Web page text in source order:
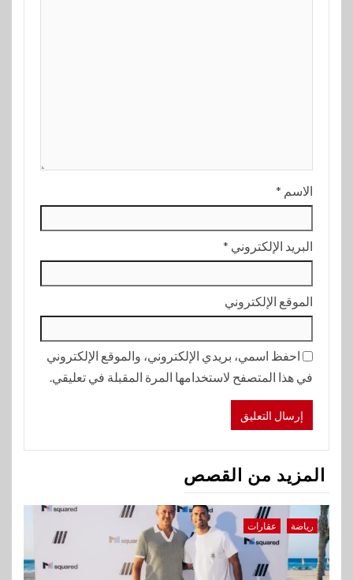
الاسم *
البريد الإلكتروني *
الموقع الإلكتروني
احفظ اسمي، بريدي الإلكتروني، والموقع الإلكتروني
في هذا المتصفح لاستخدامها المرة المقبلة في تعليقي.
المزيد من القصص
رياضة عقارات